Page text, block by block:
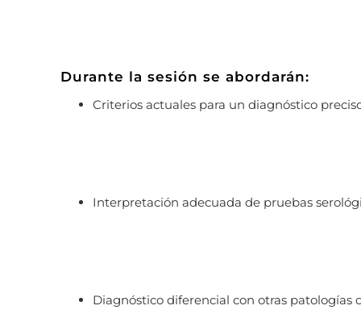
Durante la sesión se abordarán:
Criterios actuales para un diagnóstico
Interpretación adecuada de pruebas
Diagnóstico diferencial con otras patologías